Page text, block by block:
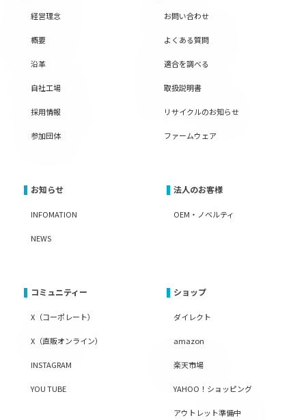
経営理念
概要
沿革
自社工場
採用情報
参加団体
お問い合わせ
よくある質問
適合を調べる
取扱説明書
リサイクルのお知らせ
ファームウェア
お知らせ
INFOMATION
NEWS
法人のお客様
OEM・ノベルティ
コミュニティー
X（コーポレート）
X（直販オンライン）
INSTAGRAM
YOU TUBE
ショップ
ダイレクト
amazon
楽天市場
YAHOO！ショッピング
アウトレット準備中